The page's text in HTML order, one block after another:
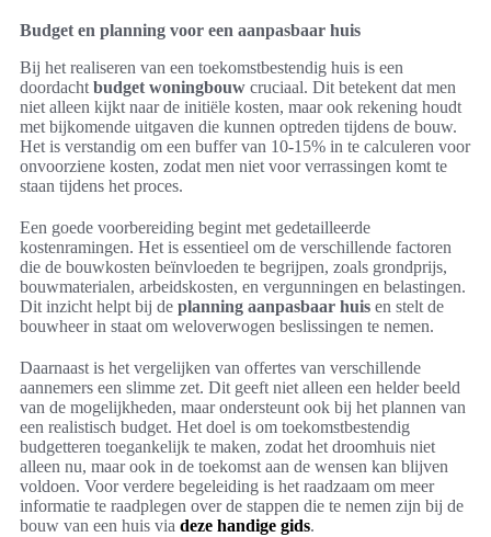
Budget en planning voor een aanpasbaar huis
Bij het realiseren van een toekomstbestendig huis is een
doordacht budget woningbouw cruciaal. Dit betekent dat men
niet alleen kijkt naar de initiële kosten, maar ook rekening houdt
met bijkomende uitgaven die kunnen optreden tijdens de bouw.
Het is verstandig om een buffer van 10-15% in te calculeren voor
onvoorziene kosten, zodat men niet voor verrassingen komt te
staan tijdens het proces.
Een goede voorbereiding begint met gedetailleerde
kostenramingen. Het is essentieel om de verschillende factoren
die de bouwkosten beïnvloeden te begrijpen, zoals grondprijs,
bouwmaterialen, arbeidskosten, en vergunningen en belastingen.
Dit inzicht helpt bij de planning aanpasbaar huis en stelt de
bouwheer in staat om weloverwogen beslissingen te nemen.
Daarnaast is het vergelijken van offertes van verschillende
aannemers een slimme zet. Dit geeft niet alleen een helder beeld
van de mogelijkheden, maar ondersteunt ook bij het plannen van
een realistisch budget. Het doel is om toekomstbestendig
budgetteren toegankelijk te maken, zodat het droomhuis niet
alleen nu, maar ook in de toekomst aan de wensen kan blijven
voldoen. Voor verdere begeleiding is het raadzaam om meer
informatie te raadplegen over de stappen die te nemen zijn bij de
bouw van een huis via deze handige gids.